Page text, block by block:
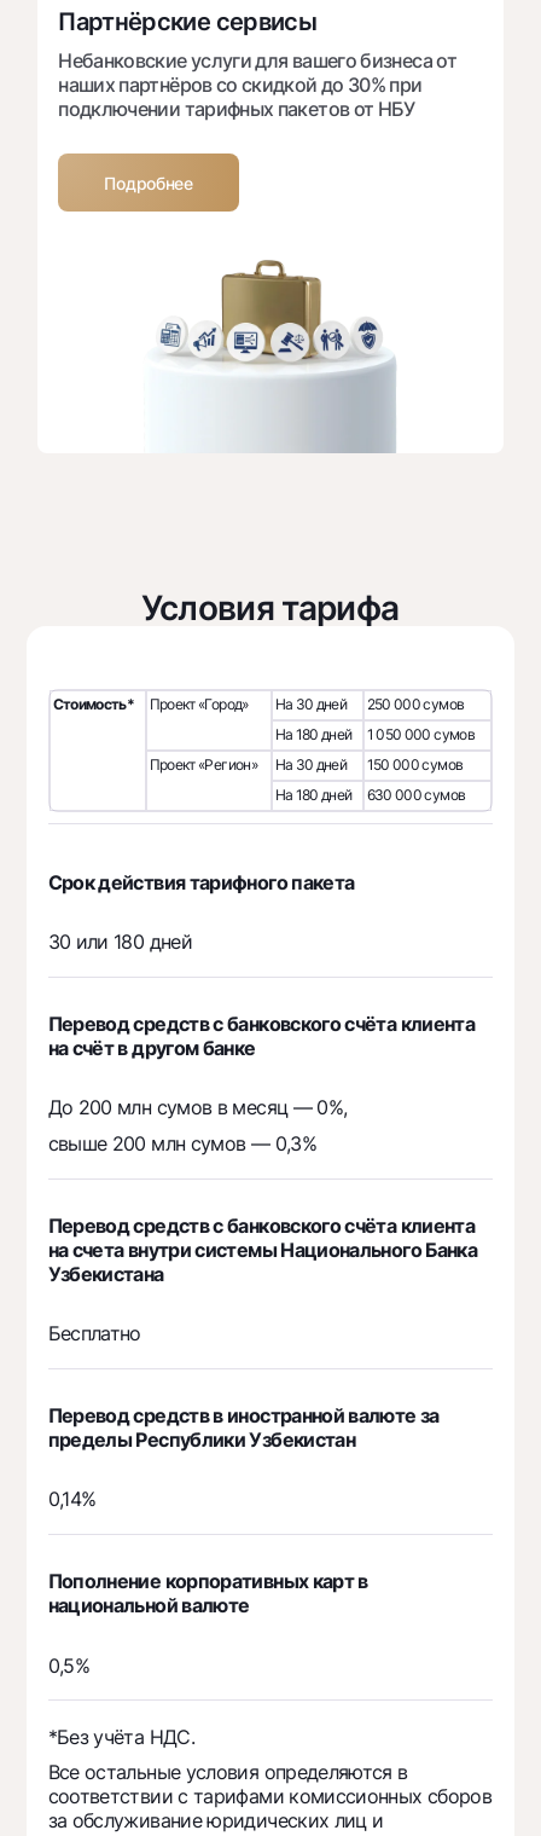
Партнёрские сервисы
Небанковские услуги для вашего бизнеса от
наших партнёров со скидкой до 30% при
подключении тарифных пакетов от НБУ
Подробнее
Условия тарифа
Стоимость* Проект «Город» На 30 дней
250 000 сумов
На 180 дней
1 050 000 сумов
Проект «Регион»
На 30 дней
150 000 сумов
На 180 дней
630 000 сумов
Срок действия тарифного пакета
30 или 180 дней
Перевод средств с банковского счёта клиента
на счёт в другом банке
До 200 млн сумов в месяц — 0%,
свыше 200 млн сумов — 0,3%
Перевод средств с банковского счёта клиента
на счета внутри системы Национального Банка
Узбекистана
Бесплатно
Перевод средств в иностранной валюте за
пределы Республики Узбекистан
0,14%
Пополнение корпоративных карт в
национальной валюте
0,5%
*Без учёта НДС.
Все остальные условия определяются в
соответствии с тарифами комиссионных сборов
за обслуживание юридических лиц и